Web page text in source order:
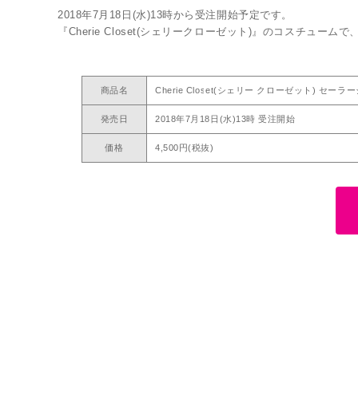
2018年7月18日(水)13時から受注開始予定です。
『Cherie Closet(シェリークローゼット)』のコスチューム
商品名 Cherie Closet(シェリー クローゼット) セーラ
発売日 2018年7月18日(水)13時 受注開始
価格 4,500円(税抜)